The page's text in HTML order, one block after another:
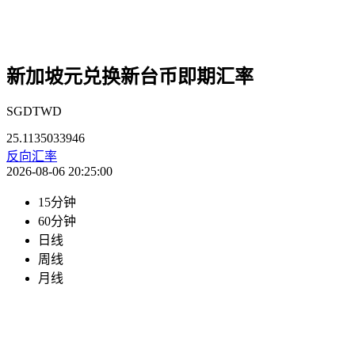
新加坡元兑换新台币即期汇率
SGDTWD
25.1135033946
反向汇率
2026-08-06 20:25:00
15分钟
60分钟
日线
周线
月线